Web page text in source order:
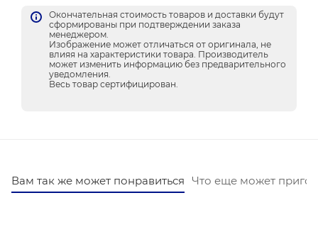
Окончательная стоимость товаров и доставки будут
сформированы при подтверждении заказа
менеджером.
Изображение может отличаться от оригинала, не
влияя на характеристики товара. Производитель
может изменить информацию без предварительного
уведомления.
Весь товар сертифицирован.
Вам так же может понравиться Что еще может